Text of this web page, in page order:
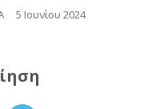
5 Ιουνίου 2024